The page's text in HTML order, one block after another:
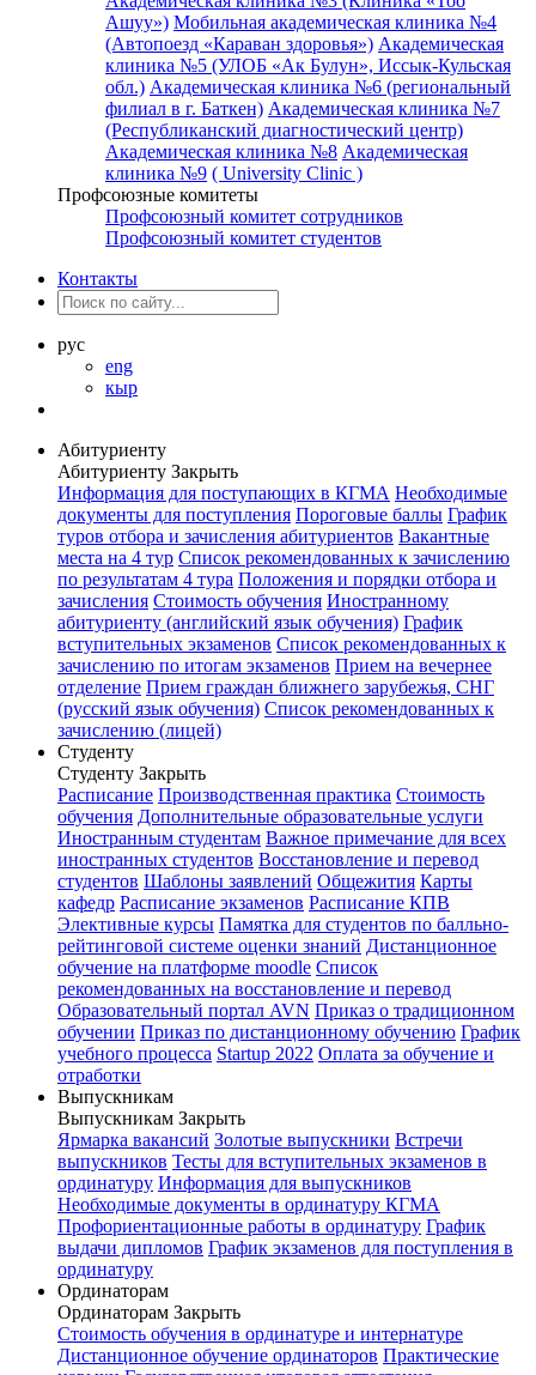
Ашуу») Мобильная академическая клиника №4
(Автопоезд «Караван здоровья») Академическая
клиника №5 (УЛОБ «Ак Булун», Иссык-Кульская
обл.) Академическая клиника №6 (региональный
филиал в г. Баткен) Академическая клиника №7
(Республиканский диагностический центр)
Академическая клиника №8 Академическая
клиника №9 ( University Clinic )
Профсоюзные комитеты
Профсоюзный комитет сотрудников
Профсоюзный комитет студентов
Контакты
рус
eng
кыр
Абитуриенту
Абитуриенту Закрыть
Информация для поступающих в КГМА Необходимые
документы для поступления Пороговые баллы График
туров отбора и зачисления абитуриентов Вакантные
места на 4 тур Список рекомендованных к зачислению
по результатам 4 тура Положения и порядки отбора и
зачисления Стоимость обучения Иностранному
абитуриенту (английский язык обучения) График
вступительных экзаменов Список рекомендованных к
зачислению по итогам экзаменов Прием на вечернее
отделение Прием граждан ближнего зарубежья, СНГ
(русский язык обучения) Список рекомендованных к
зачислению (лицей)
Студенту
Студенту Закрыть
Расписание Производственная практика Стоимость
обучения Дополнительные образовательные услуги
Иностранным студентам Важное примечание для всех
иностранных студентов Восстановление и перевод
студентов Шаблоны заявлений Общежития Карты
кафедр Расписание экзаменов Расписание КПВ
Элективные курсы Памятка для студентов по балльно-
рейтинговой системе оценки знаний Дистанционное
обучение на платформе moodle Список
рекомендованных на восстановление и перевод
Образовательный портал AVN Приказ о традиционном
обучении Приказ по дистанционному обучению График
учебного процесса Startup 2022 Оплата за обучение и
отработки
Выпускникам
Выпускникам Закрыть
Ярмарка вакансий Золотые выпускники Встречи
выпускников Тесты для вступительных экзаменов в
ординатуру Информация для выпускников
Необходимые документы в ординатуру КГМА
Профориентационные работы в ординатуру График
выдачи дипломов График экзаменов для поступления в
ординатуру
Ординаторам
Ординаторам Закрыть
Стоимость обучения в ординатуре и интернатуре
Дистанционное обучение ординаторов Практические